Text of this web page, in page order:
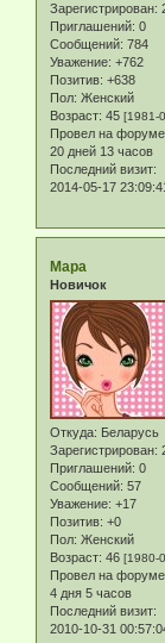
Зарегистрирован:
Приглашений: 0
Сообщений: 784
Уважение: +762
Позитив: +638
Пол: Женский
Возраст: 45 [1981-
Провел на
20 дней 13 часов
Последний визит:
2014-05-17
Мара
Новичок
Откуда: Беларусь
Зарегистрирован:
Приглашений: 0
Сообщений: 57
Уважение: +17
Позитив: +0
Пол: Женский
Возраст: 46 [1980-
Провел на
4 дня 5 часов
Последний визит:
2010-10-31